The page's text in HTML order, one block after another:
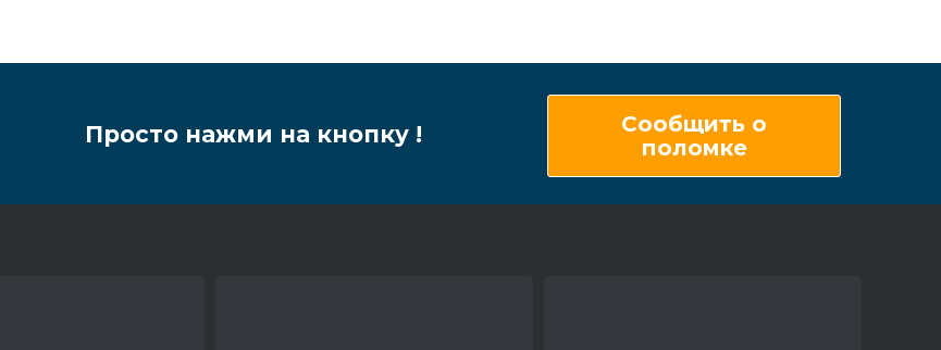
Просто нажми на кнопку !
Сообщить о
поломке